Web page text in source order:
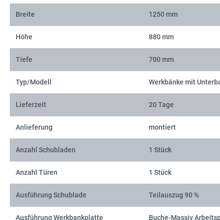
Breite 1250 mm
Höhe 880 mm
Tiefe 700 mm
Typ/Modell Werkbänke mit
Lieferzeit 20 Tage
Anlieferung montiert
Anzahl Schubladen 1 Stück
Anzahl Türen 1 Stück
Ausführung Schublade Teilauszug 90 %
Ausführung Werkbankplatte Buche-Massiv